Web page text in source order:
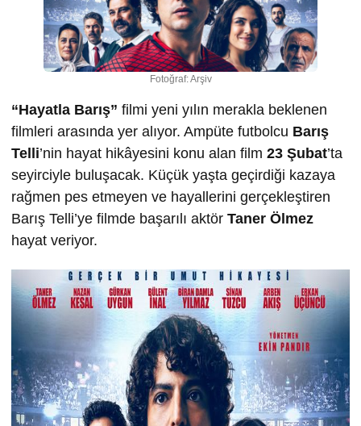
Fotoğraf: Arşiv
“Hayatla Barış” filmi yeni yılın merakla beklenen
filmleri arasında yer alıyor. Ampüte futbolcu Barış
Telli’nin hayat hikâyesini konu alan film 23 Şubat’ta
seyirciyle buluşacak. Küçük yaşta geçirdiği kazaya
rağmen pes etmeyen ve hayallerini gerçekleştiren
Barış Telli’ye filmde başarılı aktör Taner Ölmez
hayat veriyor.